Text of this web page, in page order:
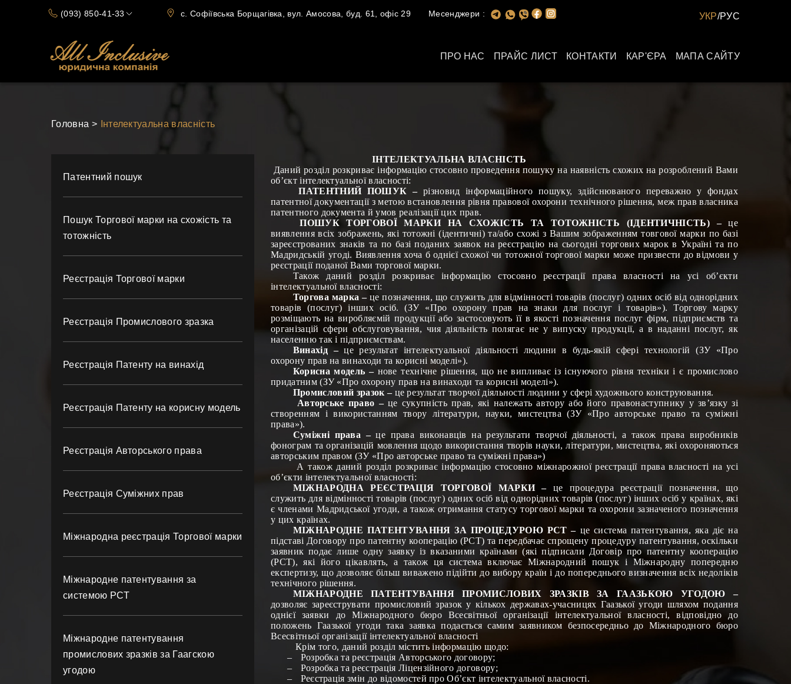
(093) 850-41-33
c. Софіївська Борщагівка, вул. Амосова, буд. 61, офіс 29 Месенджери : УКР/РУС
ПРО НАС ПРАЙС ЛИСТ КОНТАКТИ КАР'ЄРА МАПА САЙТУ
Головна Інтелектуальна власність
Патентний пошук
Пошук Торгової марки на схожість та
тотожність
Реєстрація Торгової марки
Реєстрація Промислового зразка
Реєстрація Патенту на винахід
Реєстрація Патенту на корисну модель
Реєстрація Авторського права
Реєстрація Суміжних прав
Міжнародна реєстрація Торгової марки
Міжнародне патентування за
системою РСТ
Міжнародне патентування
промислових зразків за Гаагскою
угодою
ІНТЕЛЕКТУАЛЬНА ВЛАСНІСТЬ
Даний розділ розкриває інформацію стосовно проведення пошуку на наявність схожих на розроблений Вами
об’єкт інтелектуальної власності:
ПАТЕНТНИЙ ПОШУК – різновид інформаційного пошуку, здійснюваного переважно у фондах
патентної документації з метою встановлення рівня правової охорони технічного рішення, меж прав власника
патентного документа й умов реалізації цих прав.
ПОШУК ТОРГОВОЇ МАРКИ НА СХОЖІСТЬ ТА ТОТОЖНІСТЬ (ІДЕНТИЧНІСТЬ) –це
виявлення всіх зображень, які тотожні (ідентичні) та/або схожі з Вашим зображенням товгової марки по базі
зареєстрованих знаків та по базі поданих заявок на реєстрацію на сьогодні торгових марок в Україні та по
Мадридській угоді. Виявлення хоча б однієї схожої чи тотожної торгової марки може призвести до відмови у
реєстрації поданої Вами торгової марки.
Також даний розділ розкриває інформацію стосовно реєстраціїправа власності на усі об’єкти
інтелектуальної власності:
Торгова марка –це позначення, що служить для відмінності товарів (послуг) одних осіб від однорідних
товарів (послуг) інших осіб. (ЗУ «Про охорону прав на знаки для послуг і товарів»).Торгову марку
розміщають на виробляємій продукції або застосовують її в якості позначення послуг фірм, підприємств та
організацій сфери обслуговування, чия діяльність полягає не у випуску продукції, а в наданні послуг, як
населенню так і підприємствам.
Винахід –це результат інтелектуальної діяльності людини в будь-якій сфері технологій (ЗУ «Про
охорону прав на винаходи та корисні моделі»).
Корисна модель – нове технічне рішення, що не випливає із існуючого рівня техніки і є промислово
придатним (ЗУ «Про охорону прав на винаходи та корисні моделі»).
Промисловий зразок – це результат творчої діяльності людини у сфері художнього конструювання.
Авторське право – це сукупність прав, які належать автору або його правонаступнику у зв’язку зі
створенням і використанням твору літератури, науки, мистецтва (ЗУ «Про авторське право та суміжні
права»).
Суміжні права –це права виконавців на результати творчої діяльності, а також права виробників
фонограм та організацій мовлення щодо використання творів науки, літератури, мистецтва, які охороняються
авторським правом (ЗУ «Про авторське право та суміжні права»)
А також даний розділ розкриває інформацію стосовно міжнарожної реєстраціїправа власності на усі
об’єкти інтелектуальної власності:
МІЖНАРОДНА РЕЄСТРАЦІЯ ТОРГОВОЇ МАРКИ –це процедура реєстрації позначення, що
служить для відмінності товарів (послуг) одних осіб від однорідних товарів (послуг) інших осіб у країнах, які
є членами Мадридської угоди, а також отримання статусу торгової марки та охорони зазначеного позначення
у цих країнах.
МІЖНАРОДНЕ ПАТЕНТУВАННЯ ЗА ПРОЦЕДУРОЮ РСТ –це система патентування, яка діє на
підставі Договору про патентну кооперацію (РСТ) та передбачає спрощену процедуру патентування, оскільки
заявник подає лише одну заявку із вказаними країнами (які підписали Договір про патентну кооперацію
(РСТ), які його цікавлять, а також ця система включає Міжнародний пошук і Міжнародну попередню
експертизу, що дозволяє більш виважено підійти до вибору країн і до попереднього визначення всіх недоліків
технічного рішення.
МІЖНАРОДНЕ ПАТЕНТУВАННЯ ПРОМИСЛОВИХ ЗРАЗКІВ ЗА ГААЗЬКОЮ УГОДОЮ –
дозволяє зареєструвати промисловий зразок у кількох державах-учасницях Гаазької угоди шляхом подання
однієї заявки до Міжнародного бюро Всесвітньої організації інтелектуальної власності, відповідно до
положень Гаазької угоди така заявка подається самим заявником безпосередньо до Міжнародного бюро
Всесвітньої організації інтелектуальної власності
Крім того, даний розділ містить інформацію щодо:
–
Розробка та реєстрація Авторського договору;
–
Розробка та реєстрація Ліцензійного договору;
–
Реєстрація змін до відомостей про Об’єкт інтелектуальної власності.